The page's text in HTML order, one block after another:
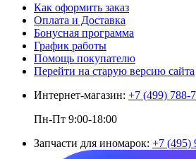
Как оформить заказ
Оплата и Доставка
Бонусная программа
График работы
Помощь покупателю
Перейти на старую версию сайта
Интернет-магазин: +7 (499) 788-
Пн-Пт 9:00-18:00
Запчасти для иномарок: +7 (495)